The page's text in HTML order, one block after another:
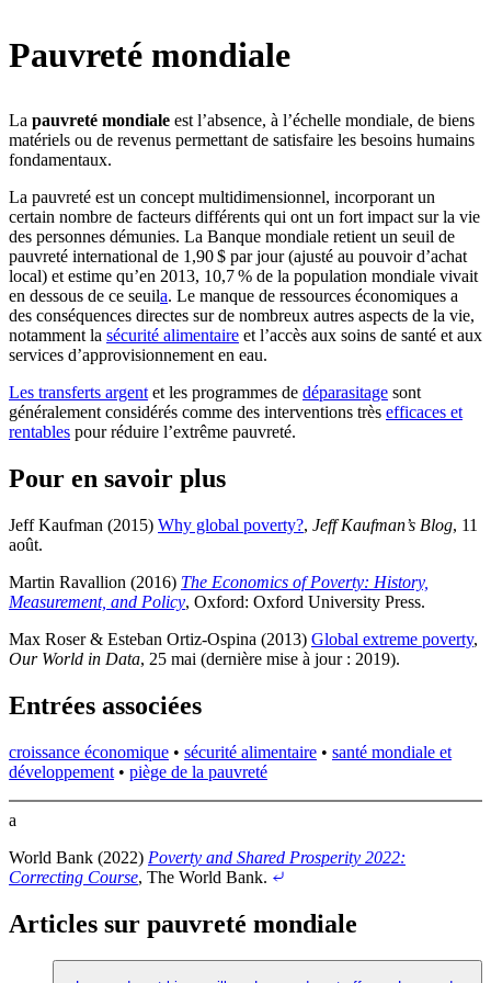
Pauvreté mondiale
La pauvreté mondiale est l’absence, à l’échelle mondiale, de biens
matériels ou de revenus permettant de satisfaire les besoins humains
fondamentaux.
La pauvreté est un concept multidimensionnel, incorporant un
certain nombre de facteurs différents qui ont un fort impact sur la vie
des personnes démunies. La Banque mondiale retient un seuil de
pauvreté international de 1,90 $ par jour (ajusté au pouvoir d’achat
local) et estime qu’en 2013, 10,7 % de la population mondiale vivait
en dessous de ce seuil⁠a. Le manque de ressources économiques a
des conséquences directes sur de nombreux autres aspects de la vie,
notamment la sécurité alimentaire et l’accès aux soins de santé et aux
services d’approvisionnement en eau.
Les transferts argent et les programmes de déparasitage sont
généralement considérés comme des interventions très efficaces et
rentables pour réduire l’extrême pauvreté.
Pour en savoir plus
Jeff Kaufman (2015) Why global poverty?, Jeff Kaufman’s Blog, 11
août.
Martin Ravallion (2016) The Economics of Poverty: History,
Measurement, and Policy, Oxford: Oxford University Press.
Max Roser & Esteban Ortiz-Ospina (2013) Global extreme poverty,
Our World in Data, 25 mai (dernière mise à jour : 2019).
Entrées associées
croissance économique • sécurité alimentaire • santé mondiale et
développement • piège de la pauvreté
a
World Bank (2022) Poverty and Shared Prosperity 2022:
Correcting Course, The World Bank.
Articles sur pauvreté mondiale